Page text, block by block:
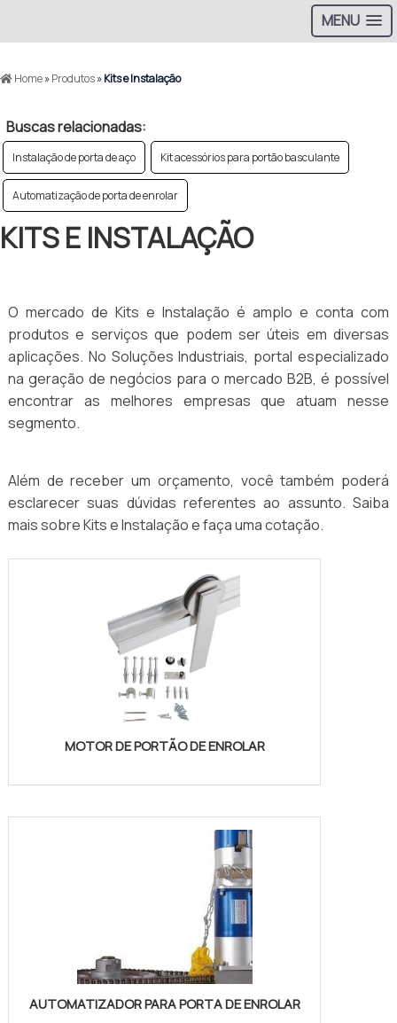
MENU
Home»Produtos»Kits e Instalação
Buscas relacionadas:
Instalação de porta de aço Kit acessórios para portão basculante
Automatização de porta de enrolar
KITS E INSTALAÇÃO
O mercado de Kits e Instalação é amplo e conta com
produtos e serviços que podem ser úteis em diversas
aplicações. No Soluções Industriais, portal especializado
na geração de negócios para o mercado B2B, é possível
encontrar as melhores empresas que atuam nesse
segmento.
Além de receber um orçamento, você também poderá
esclarecer suas dúvidas referentes ao assunto. Saiba
mais sobre Kits e Instalação e faça uma cotação.
MOTOR DE PORTÃO DE ENROLAR
AUTOMATIZADOR PARA PORTA DE ENROLAR